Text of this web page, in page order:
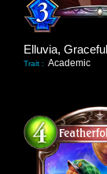
Trait : Academic